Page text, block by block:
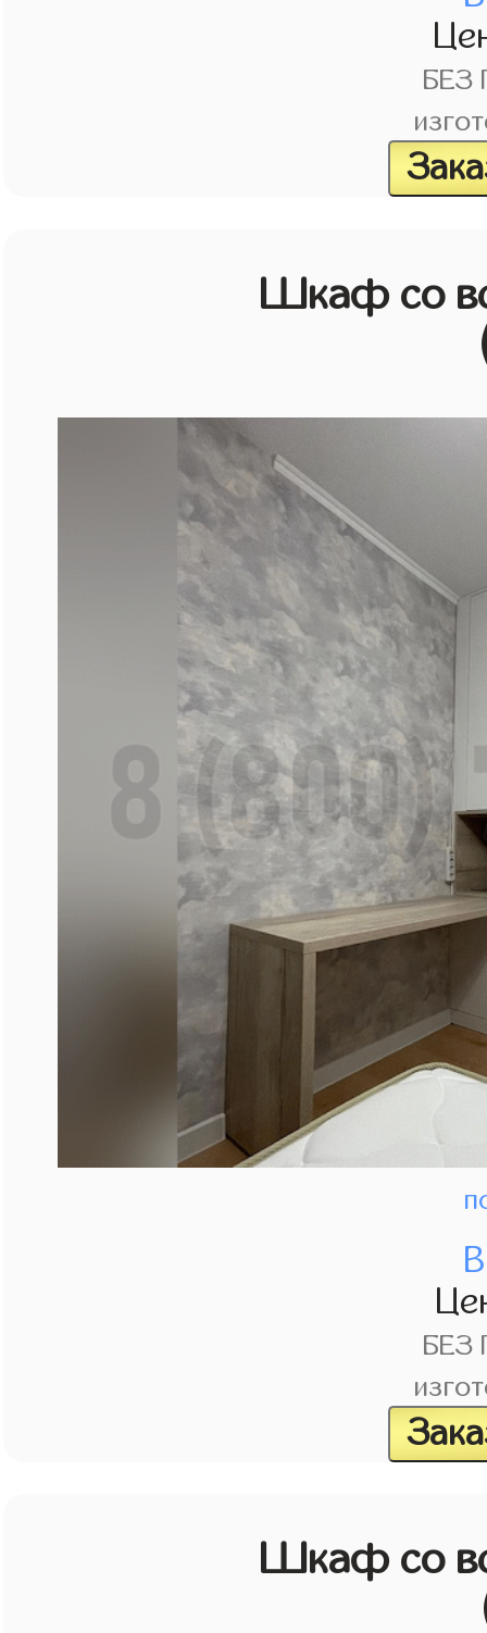
БЕЗ
Шкаф со
БЕЗ
Шкаф со